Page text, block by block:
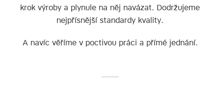
krok výroby a plynule na něj navázat. Dodržujeme
nejpřísnější standardy kvality.
A navíc věříme v poctivou práci a přímé jednání.